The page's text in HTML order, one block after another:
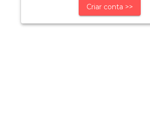
Criar conta >>